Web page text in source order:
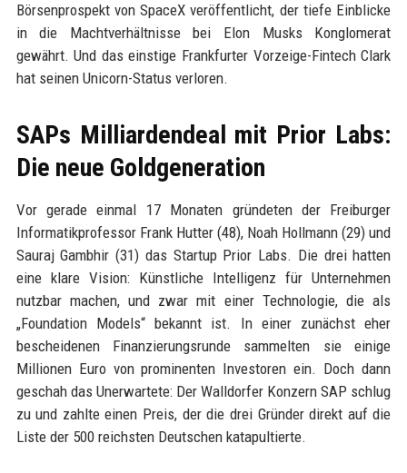
Börsenprospekt von SpaceX veröffentlicht, der tiefe Einblicke
in die Machtverhältnisse bei Elon Musks Konglomerat
gewährt. Und das einstige Frankfurter Vorzeige-Fintech Clark
hat seinen Unicorn-Status verloren.
SAPs Milliardendeal mit Prior Labs:
Die neue Goldgeneration
Vor gerade einmal 17 Monaten gründeten der Freiburger
Informatikprofessor Frank Hutter (48), Noah Hollmann (29) und
Sauraj Gambhir (31) das Startup Prior Labs. Die drei hatten
eine klare Vision: Künstliche Intelligenz für Unternehmen
nutzbar machen, und zwar mit einer Technologie, die als
„Foundation Models“ bekannt ist. In einer zunächst eher
bescheidenen Finanzierungsrunde sammelten sie einige
Millionen Euro von prominenten Investoren ein. Doch dann
geschah das Unerwartete: Der Walldorfer Konzern SAP schlug
zu und zahlte einen Preis, der die drei Gründer direkt auf die
Liste der 500 reichsten Deutschen katapultierte.